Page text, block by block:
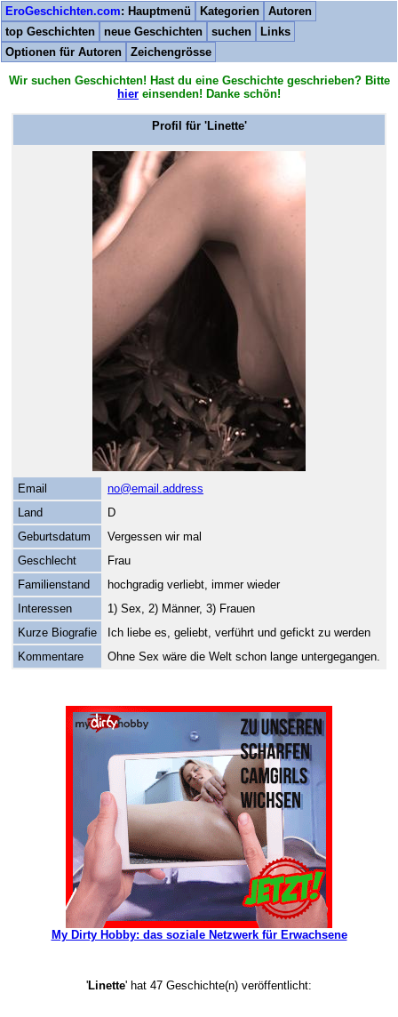
EroGeschichten.com: Hauptmenü Kategorien
Autoren
top Geschichten
neue Geschichten suchen
Links
Optionen für Autoren
Zeichengrösse
Wir suchen Geschichten! Hast du eine Geschichte geschrieben? Bitte
hier einsenden! Danke schön!
Profil für 'Linette'
Email
no@email.address
Land
D
Geburtsdatum
Vergessen wir mal
Geschlecht
Frau
Familienstand
hochgradig verliebt, immer wieder
Interessen
1) Sex, 2) Männer, 3) Frauen
Kurze Biografie
Ich liebe es, geliebt, verführt und gefickt zu werden
Kommentare
Ohne Sex wäre die Welt schon lange untergegangen.
My Dirty Hobby: das soziale Netzwerk für Erwachsene
'Linette' hat 47 Geschichte(n) veröffentlicht: